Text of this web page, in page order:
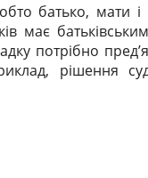
батько, мати
має
потрібно
рішення